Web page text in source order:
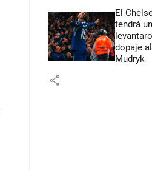
El
tendrá
dopaje
Mudryk
share